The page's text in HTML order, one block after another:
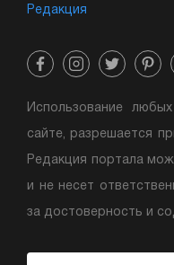
- подарки для каждого
Редакция
Использование
сайте, разрешается
Редакция портала
и не несет
за достоверность и